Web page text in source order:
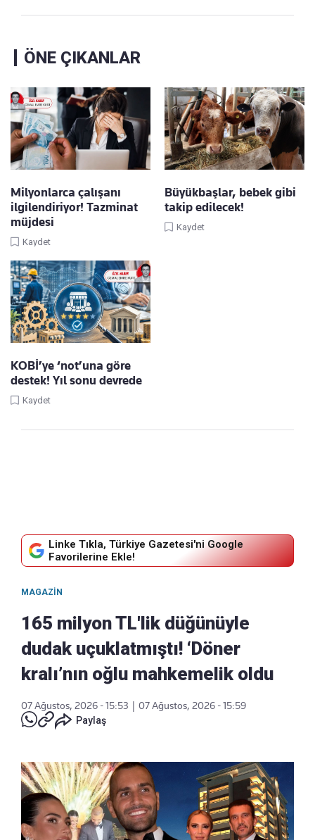
ÖNE ÇIKANLAR
Milyonlarca çalışanı
ilgilendiriyor! Tazminat
müjdesi
Kaydet
Büyükbaşlar, bebek gibi
takip edilecek!
Kaydet
KOBİ’ye ‘not’una göre
destek! Yıl sonu devrede
Kaydet
Linke Tıkla, Türkiye Gazetesi'ni Google
Favorilerine Ekle!
MAGAZIN
165 milyon TL'lik düğünüyle
dudak uçuklatmıştı! ‘Döner
kralı’nın oğlu mahkemelik oldu
07 Ağustos, 2026 - 15:53
07 Ağustos, 2026 - 15:59
Paylaş